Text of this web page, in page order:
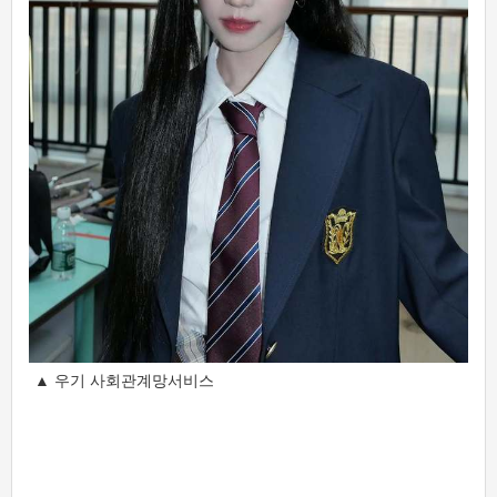
▲ 우기 사회관계망서비스